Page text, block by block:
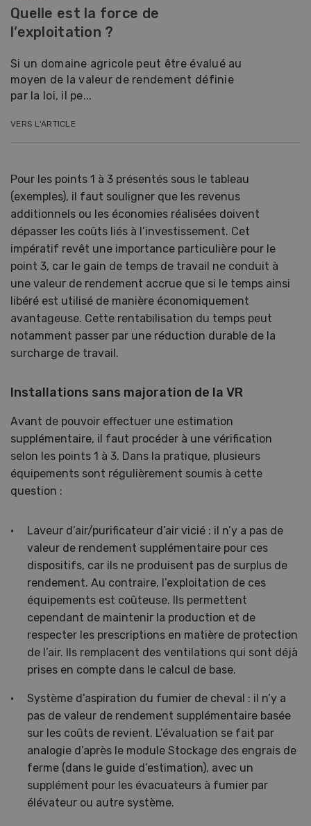
Quelle est la force de
l’exploitation ?
Si un domaine agricole peut être évalué au
moyen de la valeur de rendement définie
par la loi, il pe...
VERS L'ARTICLE
Pour les points 1 à 3 présentés sous le tableau
(exemples), il faut souligner que les revenus
additionnels ou les économies réalisées doivent
dépasser les coûts liés à l’investissement. Cet
impératif revêt une importance particulière pour le
point 3, car le gain de temps de travail ne conduit à
une valeur de rendement accrue que si le temps ainsi
libéré est utilisé de manière économiquement
avantageuse. Cette rentabilisation du temps peut
notamment passer par une réduction durable de la
surcharge de travail.
Installations sans majoration de la VR
Avant de pouvoir effectuer une estimation
supplémentaire, il faut procéder à une vérification
selon les points 1 à 3. Dans la pratique, plusieurs
équipements sont régulièrement soumis à cette
question :
Laveur d’air/purificateur d’air vicié : il n’y a pas de
valeur de rendement supplémentaire pour ces
dispositifs, car ils ne produisent pas de surplus de
rendement. Au contraire, l’exploitation de ces
équipements est coûteuse. Ils permettent
cependant de maintenir la production et de
respecter les prescriptions en matière de protection
de l’air. Ils remplacent des ventilations qui sont déjà
prises en compte dans le calcul de base.
Système d’aspiration du fumier de cheval : il n’y a
pas de valeur de rendement supplémentaire basée
sur les coûts de revient. L’évaluation se fait par
analogie d’après le module Stockage des engrais de
ferme (dans le guide d’estimation), avec un
supplément pour les évacuateurs à fumier par
élévateur ou autre système.